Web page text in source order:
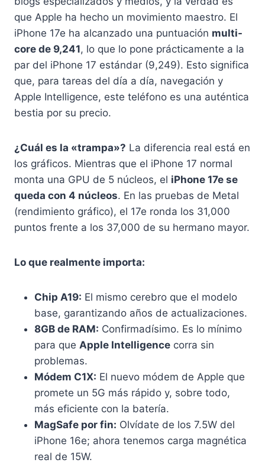
que Apple ha hecho un movimiento maestro. El
iPhone 17e ha alcanzado una puntuación multi-
core de 9,241, lo que lo pone prácticamente a la
par del iPhone 17 estándar (9,249). Esto significa
que, para tareas del día a día, navegación y
Apple Intelligence, este teléfono es una auténtica
bestia por su precio.
¿Cuál es la «trampa»? La diferencia real está en
los gráficos. Mientras que el iPhone 17 normal
monta una GPU de 5 núcleos, el iPhone 17e se
queda con 4 núcleos. En las pruebas de Metal
(rendimiento gráfico), el 17e ronda los 31,000
puntos frente a los 37,000 de su hermano mayor.
Lo que realmente importa:
Chip A19: El mismo cerebro que el modelo
base, garantizando años de actualizaciones.
8GB de RAM: Confirmadísimo. Es lo mínimo
para que Apple Intelligence corra sin
problemas.
Módem C1X: El nuevo módem de Apple que
promete un 5G más rápido y, sobre todo,
más eficiente con la batería.
MagSafe por fin: Olvídate de los 7.5W del
iPhone 16e; ahora tenemos carga magnética
real de 15W.